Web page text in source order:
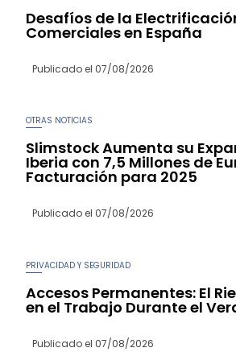
Desafíos de la
Comerciales en España
Publicado el 07/08/2026
OTRAS NOTICIAS
Slimstock Aumenta su
Iberia con 7,5 Millones de
Facturación para 2025
Publicado el 07/08/2026
PRIVACIDAD Y SEGURIDAD
Accesos Permanentes: El
en el Trabajo Durante el
Publicado el 07/08/2026